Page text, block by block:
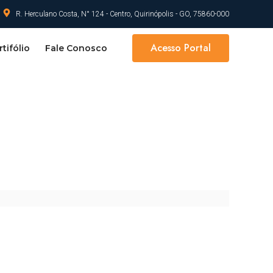
R. Herculano Costa, N° 124 - Centro, Quirinópolis - GO, 75860-000
Fale Conosco Acesso Portal